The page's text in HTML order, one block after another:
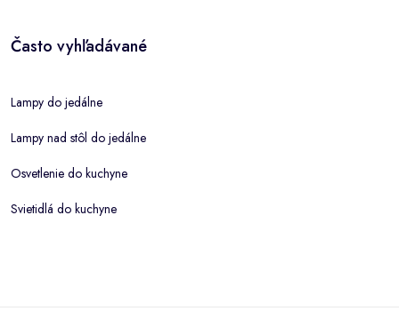
Často vyhľadávané
Lampy do jedálne
Lampy nad stôl do jedálne
Osvetlenie do kuchyne
Svietidlá do kuchyne